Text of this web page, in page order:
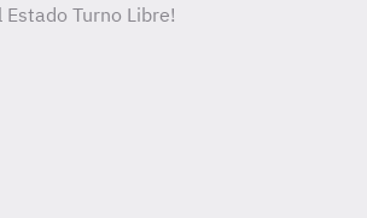
Turno Libre!